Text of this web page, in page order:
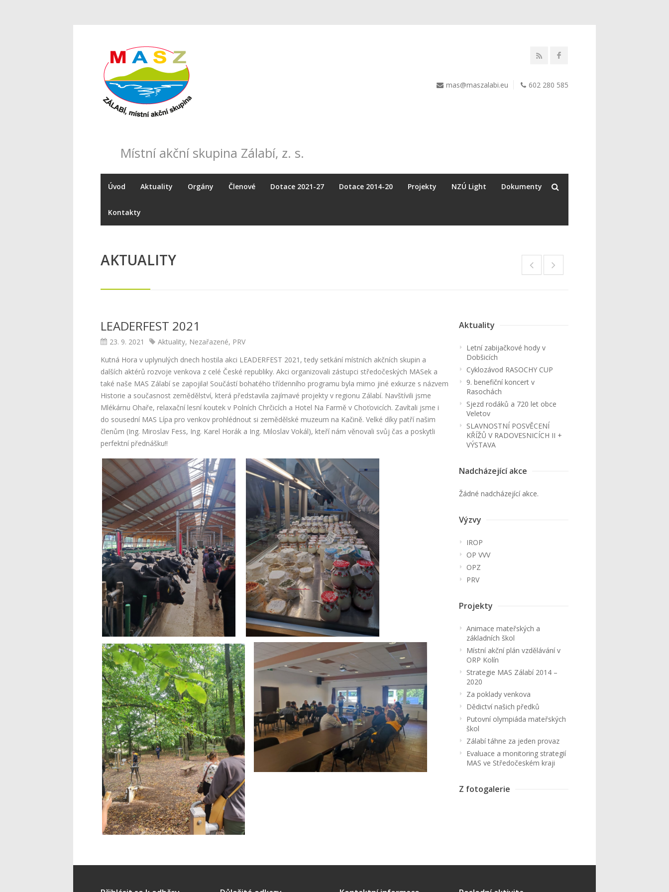
Místní akční skupina Zálabí, z. s.
mas@maszalabi.eu 602 280 585
Úvod Aktuality Orgány Členové Dotace 2021-27 Dotace 2014-20 Projekty NZÚ Light Dokumenty
Kontakty
AKTUALITY
LEADERFEST 2021
23. 9. 2021 Aktuality, Nezařazené, PRV
Kutná Hora v uplynulých dnech hostila akci LEADERFEST 2021, tedy setkání místních akčních skupin a
dalších aktérů rozvoje venkova z celé České republiky. Akci organizovali zástupci středočeských MASek a
také naše MAS Zálabí se zapojila! Součástí bohatého třídenního programu byla mimo jiné exkurze s názvem
Historie a současnost zemědělství, která představila zajímavé projekty v regionu Zálabí. Navštívili jsme
Mlékárnu Ohaře, relaxační lesní koutek v Polních Chrčicích a Hotel Na Farmě v Choťovicích. Zavítali jsme i
do sousední MAS Lípa pro venkov prohlédnout si zemědělské muzeum na Kačině. Velké díky patří našim
členům (Ing. Miroslav Fess, Ing. Karel Horák a Ing. Miloslav Vokál), kteří nám věnovali svůj čas a poskytli
perfektní přednášku!!
Aktuality
Letní zabijačkové hody v
Dobšicích
Cyklozávod RASOCHY CUP
9. benefiční koncert v
Rasochách
Sjezd rodáků a 720 let obce
Veletov
SLAVNOSTNÍ POSVĚCENÍ
KŘÍŽŮ V RADOVESNICÍCH II +
VÝSTAVA
Nadcházející akce
Žádné nadcházející akce.
Výzvy
IROP
OP VVV
OPZ
PRV
Projekty
Animace mateřských a
základních škol
Místní akční plán vzdělávání v
ORP Kolín
Strategie MAS Zálabí 2014 –
2020
Za poklady venkova
Dědictví našich předků
Putovní olympiáda mateřských
škol
Zálabí táhne za jeden provaz
Evaluace a monitoring strategií
MAS ve Středočeském kraji
Z fotogalerie